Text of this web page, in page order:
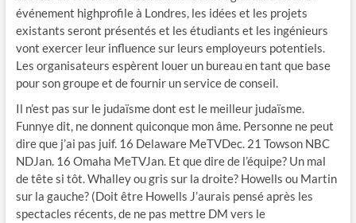
événement highprofile à Londres, les idées et les projets
existants seront présentés et les étudiants et les ingénieurs
vont exercer leur influence sur leurs employeurs potentiels.
Les organisateurs espèrent louer un bureau en tant que base
pour son groupe et de fournir un service de conseil.
Il n’est pas sur le judaïsme dont est le meilleur judaïsme.
Funnye dit, ne donnent quiconque mon âme. Personne ne peut
dire que j’ai pas juif. 16 Delaware MeTVDec. 21 Towson NBC
NDJan. 16 Omaha MeTVJan. Et que dire de l’équipe? Un mal
de tête si tôt. Whalley ou gris sur la droite? Howells ou Martin
sur la gauche? (Doit être Howells J’aurais pensé après les
spectacles récents, de ne pas mettre DM vers le